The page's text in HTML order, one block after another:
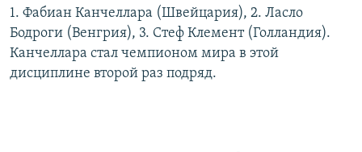
ПОДПИШИТЕСЬ НА РАССЫЛКУ
СОЦИАЛЬНЫЕ СЕТИ
1. Фабиан Канчеллара (Швейцария), 2. Ласло
Бодроги (Венгрия), 3. Стеф Клемент (Голландия).
Канчеллара стал чемпионом мира в этой
дисциплине второй раз подряд.